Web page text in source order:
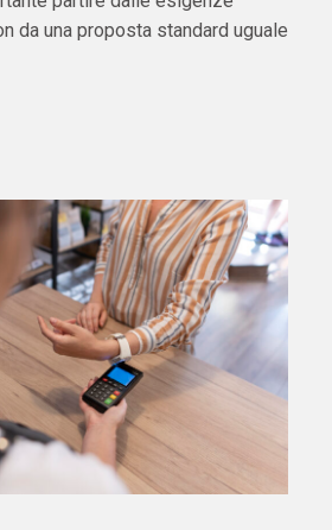
da una proposta standard uguale